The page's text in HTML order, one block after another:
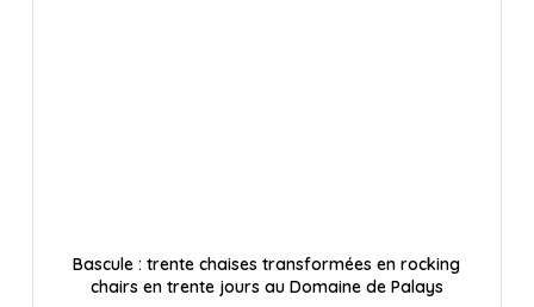
Bascule : trente chaises transformées en rocking
chairs en trente jours au Domaine de Palays